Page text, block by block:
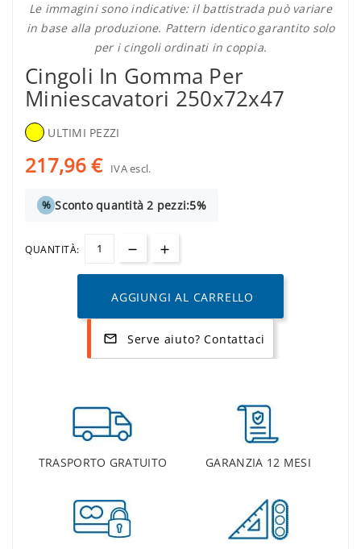
Le immagini sono indicative: il battistrada può variare
in base alla produzione. Pattern identico garantito solo
per i cingoli ordinati in coppia.
Cingoli In Gomma Per
Miniescavatori 250x72x47
ULTIMI PEZZI
217,96 € IVA escl.
% Sconto quantità 2 pezzi:5%
QUANTITÀ:
AGGIUNGI AL CARRELLO
mail_outline Serve aiuto? Contattaci
TRASPORTO GRATUITO GARANZIA 12 MESI